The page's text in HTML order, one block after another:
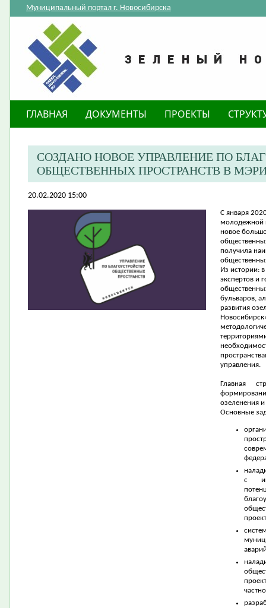
Муниципальный портал г. Новосибирска
ГЛАВНАЯ ДОКУМЕНТЫ ПРОЕКТЫ
СОЗДАНО НОВОЕ УПРАВЛЕНИЕ ПО
ОБЩЕСТВЕННЫХ ПРОСТРАНСТВ В
20.02.2020 15:00
​С января
молодежной
новое
получила
Из истории:
экспертов и
бульваров,
развития
управления.
Главная
озеленения
Основные
с